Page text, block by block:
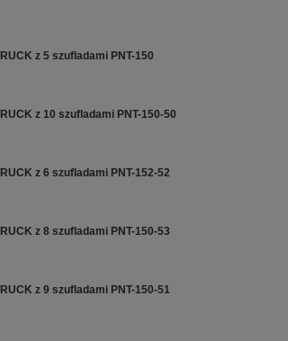
z 5 szufladami PNT-150
z 10 szufladami PNT-150-50
z 6 szufladami PNT-152-52
z 8 szufladami PNT-150-53
z 9 szufladami PNT-150-51